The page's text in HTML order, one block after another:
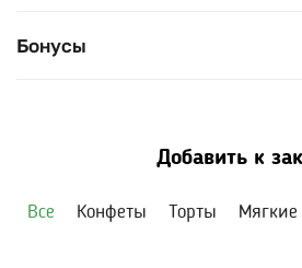
Бонусы
Добавить к
Все Конфеты Торты